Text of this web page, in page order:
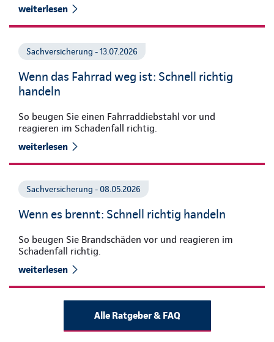
weiterlesen
Sachversicherung - 13.07.2026
Wenn das Fahrrad weg ist: Schnell richtig
handeln
So beugen Sie einen Fahrraddiebstahl vor und
reagieren im Schadenfall richtig.
weiterlesen
Sachversicherung - 08.05.2026
Wenn es brennt: Schnell richtig handeln
So beugen Sie Brandschäden vor und reagieren im
Schadenfall richtig.
weiterlesen
Alle Ratgeber & FAQ